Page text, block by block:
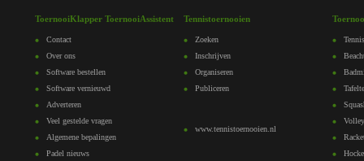
ToernooiKlapper ToernooiAssistent
Contact
Over ons
Software bestellen
Software vernieuwd
Adverteren
Veel gestelde vragen
Algemene bepalingen
Padel nieuws
Tennistoernooien
Zoeken
Inschrijven
Organiseren
Publiceren
www.tennistoernooien.nl